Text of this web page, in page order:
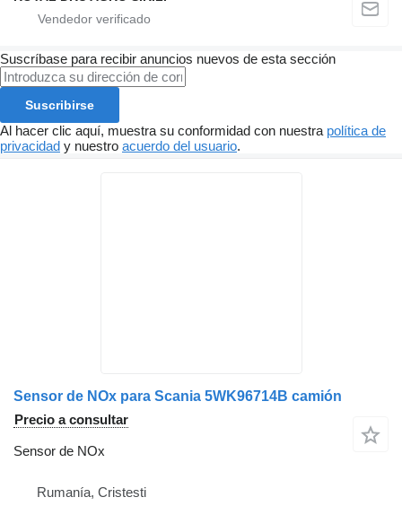
Suscríbase para recibir anuncios nuevos de esta sección
Suscribirse
Al hacer clic aquí, muestra su conformidad con nuestra política de
privacidad y nuestro acuerdo del usuario.
Sensor de NOx para Scania 5WK96714B camión
Precio a consultar
Sensor de NOx
Rumanía, Cristesti